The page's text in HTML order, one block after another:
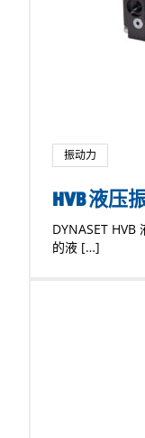
振动力
HVB 液压
DYNASET HVB
的液 […]